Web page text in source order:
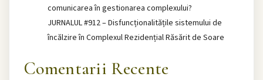
comunicarea în gestionarea complexului?
JURNALUL #912 – Disfuncționalitățile sistemului de
încălzire în Complexul Rezidențial Răsărit de Soare
Comentarii Recente